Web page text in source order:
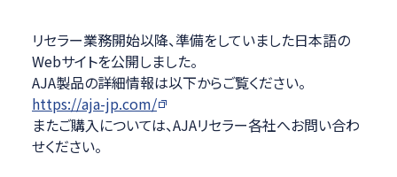
リセラー業務開始以降、準備をしていました日本語の
Webサイトを公開しました。
AJA製品の詳細情報は以下からご覧ください。
https://aja-jp.com/
またご購入については、AJAリセラー各社へお問い合わ
せください。